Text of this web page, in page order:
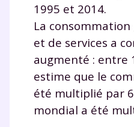
1995 et 2014.
La
et de services a
augmenté : entre
estime que le
été multiplié par
mondial a été